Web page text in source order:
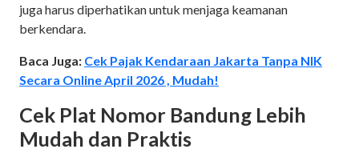
juga harus diperhatikan untuk menjaga keamanan
berkendara.
Baca Juga: Cek Pajak Kendaraan Jakarta Tanpa NIK
Secara Online April 2026 , Mudah!
Cek Plat Nomor Bandung Lebih
Mudah dan Praktis